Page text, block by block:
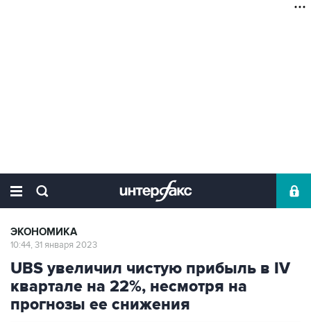
ЭКОНОМИКА
10:44, 31 января 2023
UBS увеличил чистую прибыль в IV
квартале на 22%, несмотря на
прогнозы ее снижения